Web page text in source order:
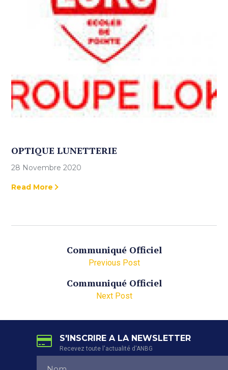
OPTIQUE LUNETTERIE
28 Novembre 2020
Read More
Communiqué Officiel
Previous Post
Communiqué Officiel
Next Post
S'INSCRIRE A LA NEWSLETTER
Recevez toute l'actualité d'ANBG